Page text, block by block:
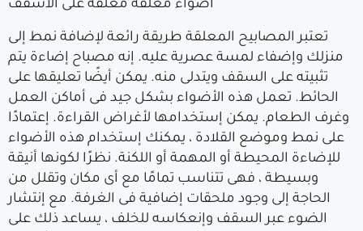
أضواء معلقة معلقة على الأسقف
تعتبر المصابيح المعلقة طريقة رائعة لإضافة نمط إلى
منزلك وإضفاء لمسة عصرية عليه. إنه مصباح إضاءة يتم
تثبيته على السقف ويتدلى منه. يمكن أيضًا تعليقها على
الحائط. تعمل هذه الأضواء بشكل جيد فى أماكن العمل
وغرف الطعام. يمكن إستخدامها لأغراض القراءة. إعتمادًا
على نمط وموضع القلادة ، يمكنك إستخدام هذه الأضواء
للإضاءة المحيطة أو المهمة أو اللكنة. نظرًا لكونها أنيقة
وبسيطة ، فهى تتناسب تمامًا مع أى مكان وتقلل من
الحاجة إلى وجود ملحقات إضافية فى الغرفة. مع إنتشار
الضوء عبر السقف وإنعكاسه للخلف ، يساعد ذلك على